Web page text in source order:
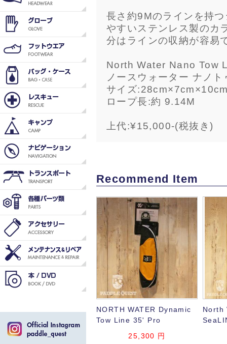
長さ約9Mのラインを持
やすいステンレス製のカ
分はラインの収納が容易
North Water Nano Tow
ノースウォーター ナノ
サイズ
ロープ長:約 9.14M
上代:¥15,000-(税抜き)
Recommend Item
NORTH WATER Dynamic
Tow Line 35' Pro
25,300 円
North